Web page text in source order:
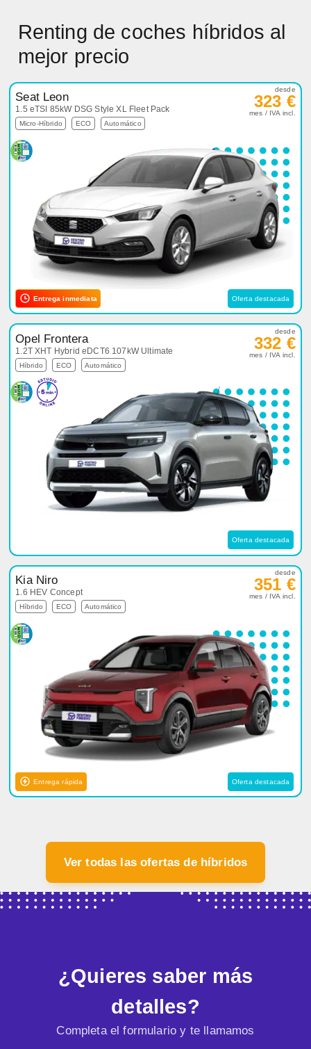
Renting de coches híbridos al
mejor precio
Seat Leon
1.5 eTSI 85kW DSG Style XL Fleet Pack
Micro-Híbrido ECO Automático
desde
323 €
mes / IVA incl.
Entrega inmediata Oferta destacada
Opel Frontera
1.2T XHT Hybrid eDCT6 107kW Ultimate
Híbrido ECO Automático
desde
332 €
mes / IVA incl.
Oferta destacada
Kia Niro
1.6 HEV Concept
Híbrido ECO Automático
desde
351 €
mes / IVA incl.
Entrega rápida Oferta destacada
Ver todas las ofertas de híbridos
¿Quieres saber más
detalles?
Completa el formulario y te llamamos